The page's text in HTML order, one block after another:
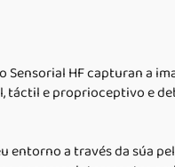
HF capturan a
táctil e proprioceptivo e
entorno a través da súa